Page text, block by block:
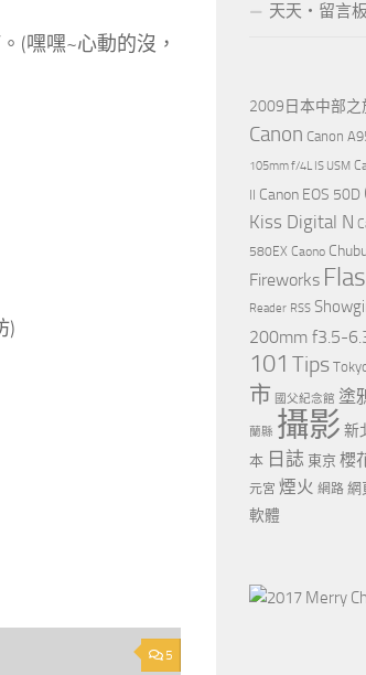
(嘿嘿~心動的沒，
)
5
天天‧留言板
2009日本中部之
Canon Canon
105mm f/4L IS USM
Canon EOS 50D
Kiss Digital N
580EX Caono
Fireworks
Reader RSS
200mm f3.5-
101 Tips
市 國父紀念館 塗
蘭縣 攝影 新
本 日誌 東京 櫻
元宮 煙火 網路 網
軟體